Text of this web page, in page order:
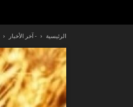
الرئيسية - آخر الأخبار